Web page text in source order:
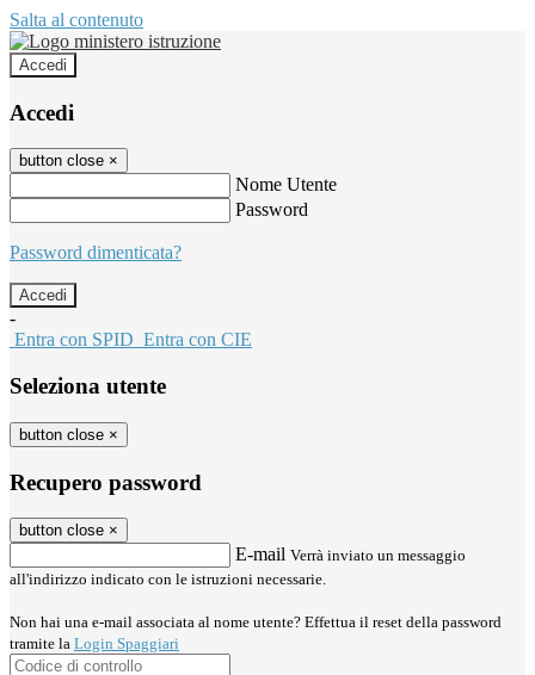
Salta al contenuto
Accedi
Accedi
button close ×
Nome Utente
Password
Password dimenticata?
-
Entra con SPID Entra con CIE
Seleziona utente
button close ×
Recupero password
button close ×
E-mail Verrà inviato un messaggio
all'indirizzo indicato con le istruzioni necessarie.
Non hai una e-mail associata al nome utente? Effettua il reset della password
tramite la Login Spaggiari